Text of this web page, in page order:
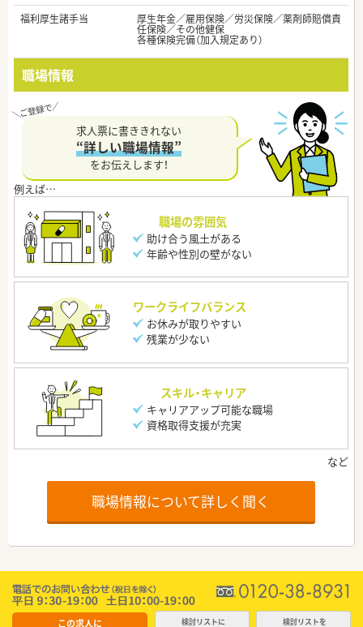
福利厚生諸手当
厚生年金／雇用保険／労災保険／薬剤師賠償責
任保険／その他健保
各種保険完備（加入規定あり）
職場情報
求人票に書ききれない
“詳しい職場情報”
をお伝えします！
職場の雰囲気
助け合う風土がある
年齢や性別の壁がない
ワークライフバランス
お休みが取りやすい
残業が少ない
スキル・キャリア
キャリアアップ可能な職場
資格取得支援が充実
職場情報について詳しく聞く
この求人に 検討リストに 検討リストを